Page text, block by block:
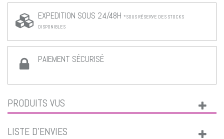
EXPEDITION SOUS 24/48H *SOUS RÉSERVE DES STOCKS
DISPONIBLES
PAIEMENT SÉCURISÉ
PRODUITS VUS
LISTE D'ENVIES